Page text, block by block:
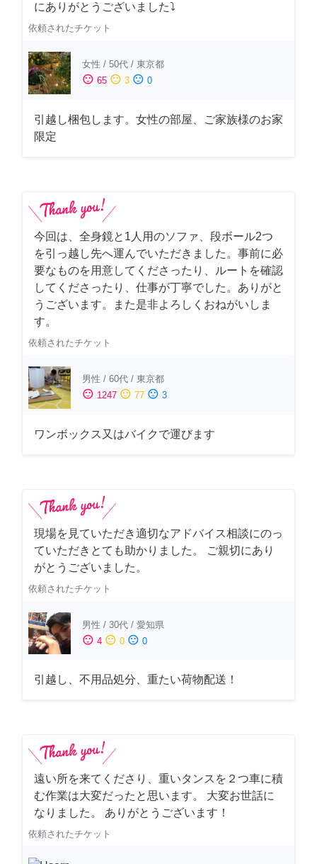
にありがとうございました⤵
依頼されたチケット
女性 / 50代 / 東京都
sentiment_satisfied 65 sentiment_neutral 3 sentiment_dissatisfied 0
引越し梱包します。女性の部屋、ご家族様のお家
限定
今回は、全身鏡と1人用のソファ、段ボール2つ
を引っ越し先へ運んでいただきました。事前に必
要なものを用意してくださったり、ルートを確認
してくださったり、仕事が丁寧でした。ありがと
うございます。また是非よろしくおねがいしま
す。
依頼されたチケット
男性 / 60代 / 東京都
sentiment_satisfied 1247 sentiment_neutral 77 sentiment_dissatisfied 3
ワンボックス又はバイクで運びます
現場を見ていただき適切なアドバイス相談にのっ
ていただきとても助かりました。 ご親切にあり
がとうございました。
依頼されたチケット
男性 / 30代 / 愛知県
sentiment_satisfied 4 sentiment_neutral 0 sentiment_dissatisfied 0
引越し、不用品処分、重たい荷物配送！
遠い所を来てくださり、重いタンスを２つ車に積
む作業は大変だったと思います。 大変お世話に
なりました。 ありがとうございます！
依頼されたチケット